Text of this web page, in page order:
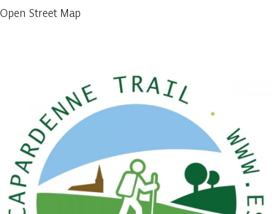
Open Street Map